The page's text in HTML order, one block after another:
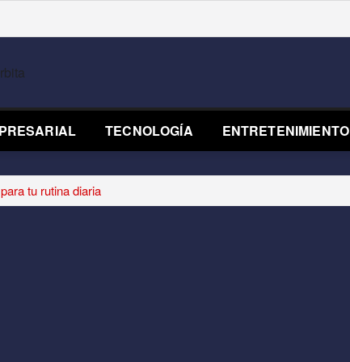
TECNOLOGÍA ENTRETENIMIENTO
tu rutina diaria